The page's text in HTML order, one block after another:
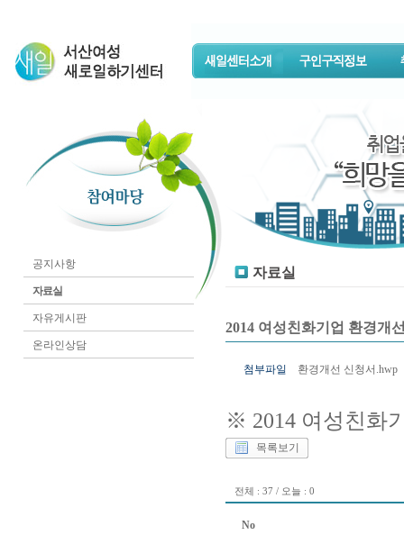
공지사항
자료실
자유게시판
온라인상담
자료실
2014 여성친화기업 환경개
첨부파일 환경개선 신청서.hwp
※ 2014 여성친화
목록보기
전체 : 37 / 오늘 : 0
No